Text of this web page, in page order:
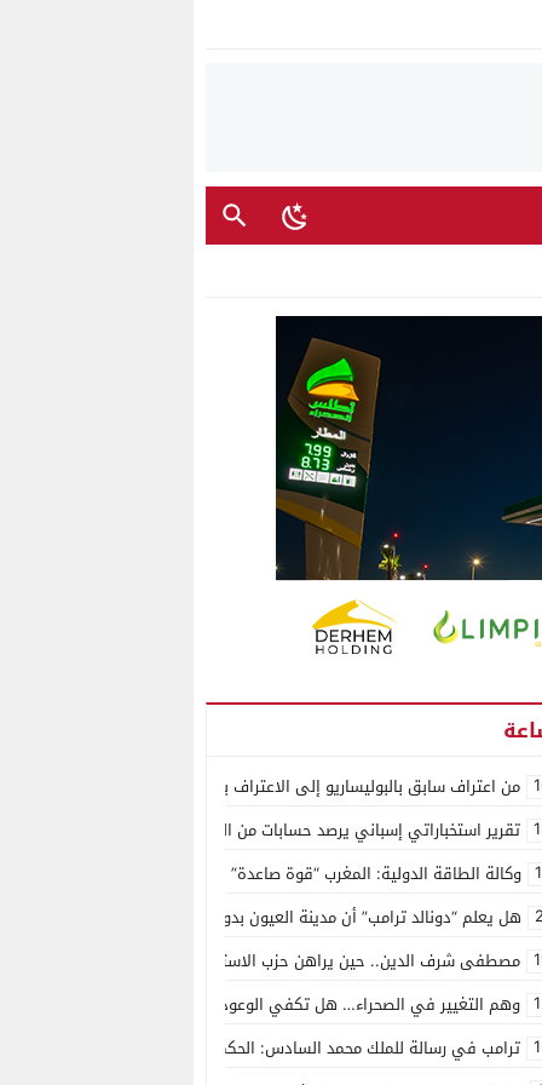
من اعتراف سابق بالبوليساريو إلى الاعتراف بسيادة المغرب على الصحراء..
تقرير استخباراتي إسباني يرصد حسابات من الجزائر وأرقاما بـ”213+” ضمن حملة رقمية منظمة حرّضت على اقتحام سبتة
وكالة الطاقة الدولية: المغرب “قوة صاعدة” في سوق المعادن الاستراتيجية
هل يعلم “دونالد ترامب” أن مدينة العيون بدون ماء؟
مصطفى شرف الدين.. حين يراهن حزب الاستقلال على الكفاءة ويمنح الشباب
وهم التغيير في الصحراء… هل تكفي الوعود الفارغة لصناعة الواقع؟
ترامب في رسالة للملك محمد السادس: الحكم الذاتي هو الأساس الوحيد لحل